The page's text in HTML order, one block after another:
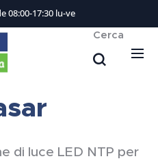
08:00-17:30 lu-ve
Cerca
di luce LED NTP per